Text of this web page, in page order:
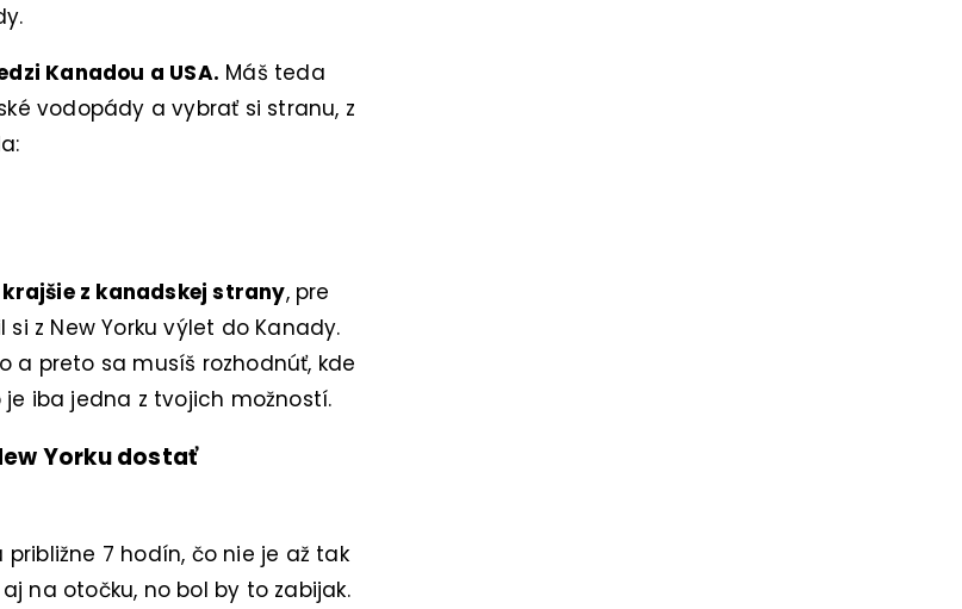
Kanadou a USA. Máš teda
vodopády a vybrať si stranu, z
z kanadskej strany, pre
z New Yorku výlet do Kanady.
a preto sa musíš rozhodnúť, kde
iba jedna z tvojich možností.
Yorku dostať
7 hodín, čo nie je až tak
na otočku, no bol by to zabijak.